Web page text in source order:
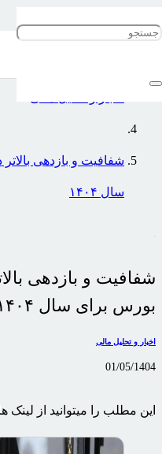
شفافیت و بازدهی
سال ۱۴۰۴
شفافیت و بازدهی
بورس برای سال ۱۴۰۴
اخبار و تحلیل مالی
01/05/1404
این مطلب را میتوانید از